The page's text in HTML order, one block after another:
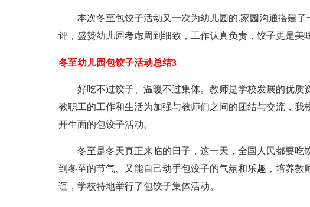
本次冬至包饺子活动又一次为幼儿园的.家园沟通搭建了
评，盛赞幼儿园考虑周到细致，工作认真负责，饺子更是美
冬至幼儿园包饺子活动总结3
好吃不过饺子、温暖不过集体。教师是学校发展的优质
教职工的工作和生活为加强与教师们之间的团结与交流，
开生面的包饺子活动。
冬至是冬天真正来临的日子，这一天，全国人民都要吃
到冬至的节气、又能自己动手包饺子的气氛和乐趣，培养教
谊，学校特地举行了包饺子集体活动。